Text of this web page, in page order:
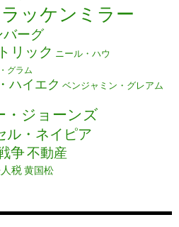
ッケンミラー
バーグ
リック ニール・ハウ
グラム
ハイエク ベンジャミン・グレアム
・ジョーンズ
ル・ネイピア
争不動産
税黄国松